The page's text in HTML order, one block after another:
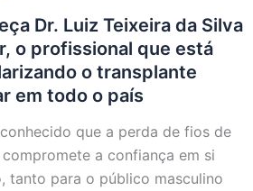
Dr. Luiz Teixeira da Silva
o profissional que está
o transplante
em todo o país
que a perda de fios de
a confiança em si
tanto para o público masculino